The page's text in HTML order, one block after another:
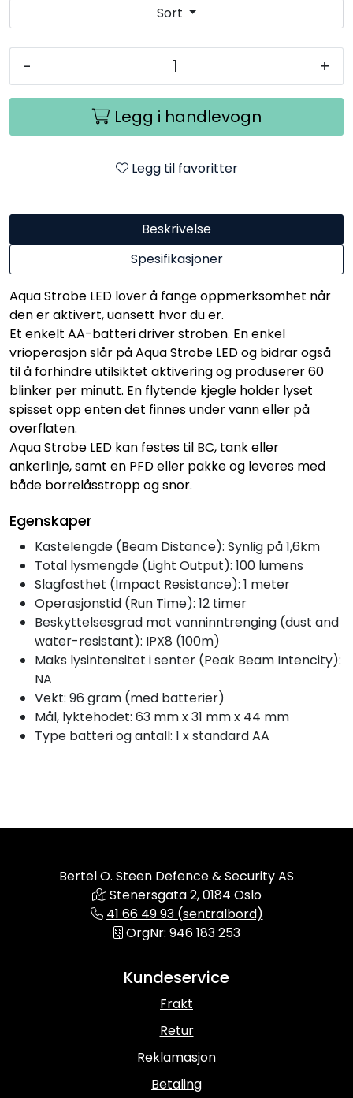
Sort
- +
Legg i handlevogn
Legg til favoritter
Beskrivelse
Spesifikasjoner
Aqua Strobe LED lover å fange oppmerksomhet når
den er aktivert, uansett hvor du er.
Et enkelt AA-batteri driver stroben. En enkel
vrioperasjon slår på Aqua Strobe LED og bidrar også
til å forhindre utilsiktet aktivering og produserer 60
blinker per minutt. En flytende kjegle holder lyset
spisset opp enten det finnes under vann eller på
overflaten.
Aqua Strobe LED kan festes til BC, tank eller
ankerlinje, samt en PFD eller pakke og leveres med
både borrelåsstropp og snor.
Egenskaper
Kastelengde (Beam Distance): Synlig på 1,6km
Total lysmengde (Light Output): 100 lumens
Slagfasthet (Impact Resistance): 1 meter
Operasjonstid (Run Time): 12 timer
Beskyttelsesgrad mot vanninntrenging (dust and
water-resistant): IPX8 (100m)
Maks lysintensitet i senter (Peak Beam Intencity):
NA
Vekt: 96 gram (med batterier)
Mål, lyktehodet: 63 mm x 31 mm x 44 mm
Type batteri og antall: 1 x standard AA
Bertel O. Steen Defence & Security AS
Stenersgata 2, 0184 Oslo
41 66 49 93 (sentralbord)
OrgNr: 946 183 253
Kundeservice
Frakt
Retur
Reklamasjon
Betaling